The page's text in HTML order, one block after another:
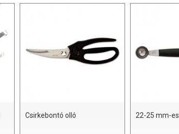
Csirkebontó olló 22-25 mm-